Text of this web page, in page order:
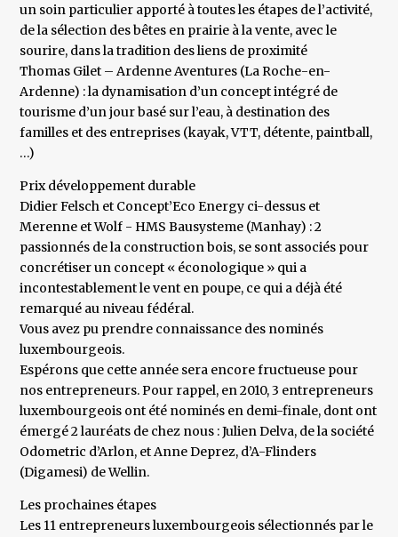
un soin particulier apporté à toutes les étapes de l’activité,
de la sélection des bêtes en prairie à la vente, avec le
sourire, dans la tradition des liens de proximité
Thomas Gilet – Ardenne Aventures (La Roche-en-
Ardenne) : la dynamisation d’un concept intégré de
tourisme d’un jour basé sur l’eau, à destination des
familles et des entreprises (kayak, VTT, détente, paintball,
…)
Prix développement durable
Didier Felsch et Concept’Eco Energy ci-dessus et
Merenne et Wolf - HMS Bausysteme (Manhay) : 2
passionnés de la construction bois, se sont associés pour
concrétiser un concept « éconologique » qui a
incontestablement le vent en poupe, ce qui a déjà été
remarqué au niveau fédéral.
Vous avez pu prendre connaissance des nominés
luxembourgeois.
Espérons que cette année sera encore fructueuse pour
nos entrepreneurs. Pour rappel, en 2010, 3 entrepreneurs
luxembourgeois ont été nominés en demi-finale, dont ont
émergé 2 lauréats de chez nous : Julien Delva, de la société
Odometric d’Arlon, et Anne Deprez, d’A-Flinders
(Digamesi) de Wellin.
Les prochaines étapes
Les 11 entrepreneurs luxembourgeois sélectionnés par le